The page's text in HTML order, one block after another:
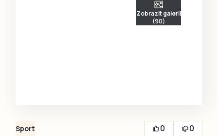
Zobrazit galerii
(90)
Sport 0
0